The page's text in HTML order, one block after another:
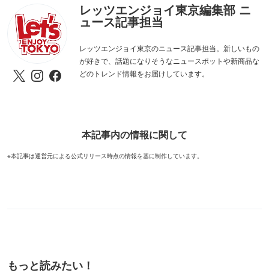
レッツエンジョイ東京編集部 ニ
ュース記事担当
レッツエンジョイ東京のニュース記事担当。新しいもの
が好きで、話題になりそうなニュースポットや新商品な
どのトレンド情報をお届けしています。
本記事内の情報に関して
※本記事は運営元による公式リリース時点の情報を基に制作しています。
もっと読みたい！